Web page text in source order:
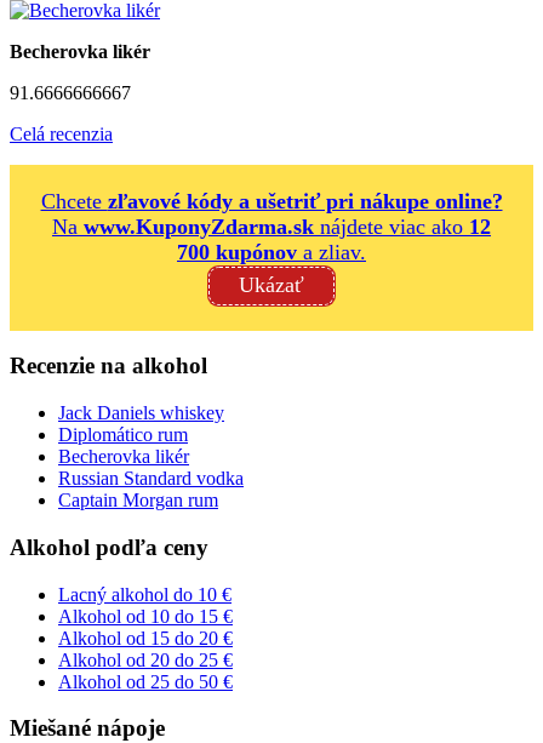
Becherovka likér
91.6666666667
Celá recenzia
Chcete zľavové kódy a ušetriť pri nákupe online?
Na www.KuponyZdarma.sk nájdete viac ako 12
700 kupónov a zliav.
Ukázať
Recenzie na alkohol
Jack Daniels whiskey
Diplomático rum
Becherovka likér
Russian Standard vodka
Captain Morgan rum
Alkohol podľa ceny
Lacný alkohol do 10 €
Alkohol od 10 do 15 €
Alkohol od 15 do 20 €
Alkohol od 20 do 25 €
Alkohol od 25 do 50 €
Miešané nápoje